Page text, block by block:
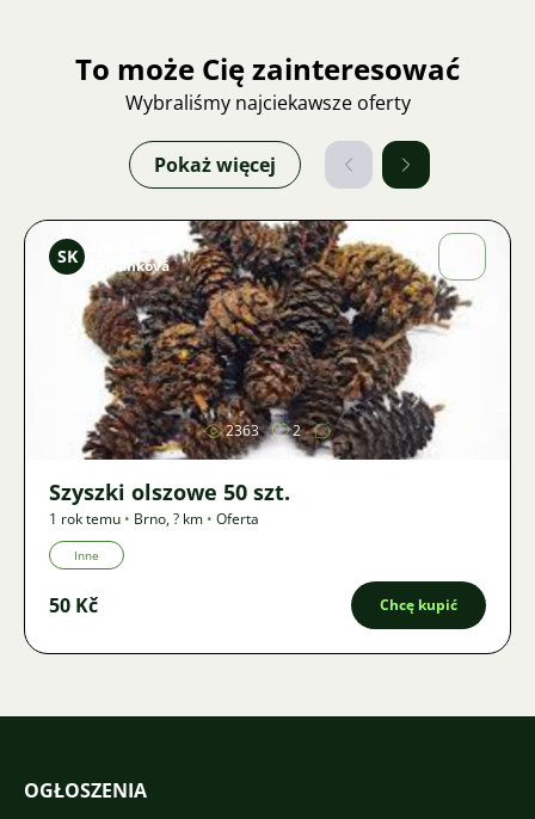
To może Cię zainteresować
Wybraliśmy najciekawsze oferty
Pokaż więcej
Zdjęcie
SK
Křivánková
2363 2
Szyszki olszowe 50 szt.
1 rok temu • Brno,? km • Oferta
Inne
50 Kč Chcę kupić
OGŁOSZENIA